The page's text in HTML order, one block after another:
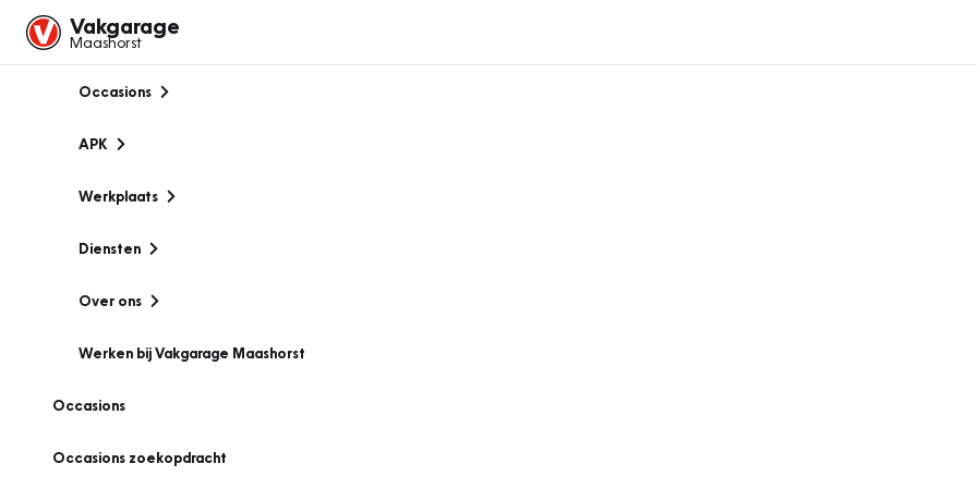
Vakgarage
Maashorst
Occasions
APK
Werkplaats
Diensten
Over ons
Werken bij Vakgarage Maashorst
Occasions
Occasions zoekopdracht